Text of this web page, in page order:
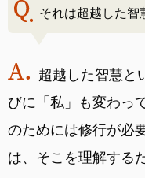
それは超越した智
超越した智慧と
びに「私」も変わっ
のためには修行が必
は、そこを理解する